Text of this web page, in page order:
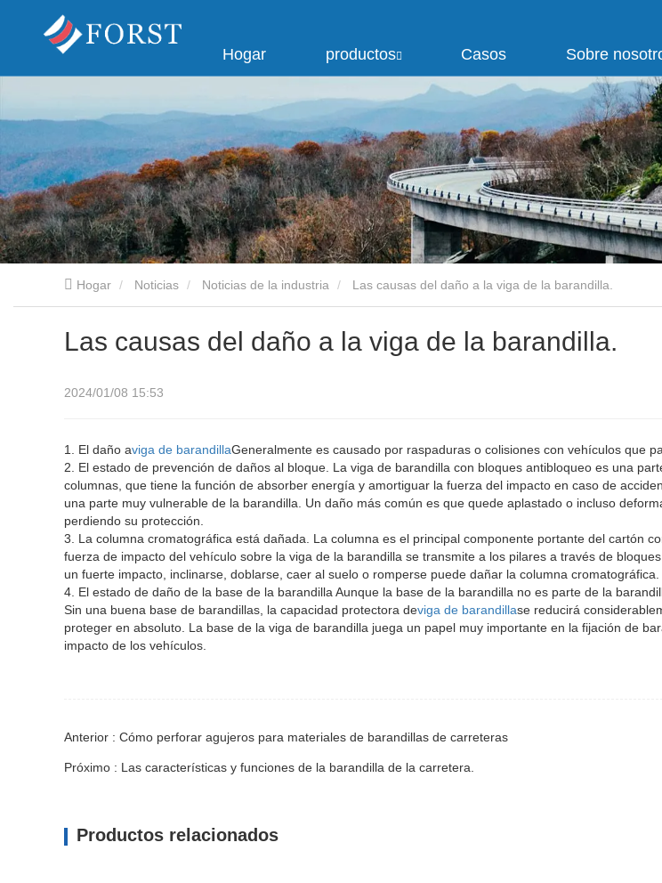
Hogar productos Casos Sobre
Hogar Noticias Noticias de la industria Las causas del daño a la viga de la barandilla.
Las causas del daño a la viga de la barandilla.
2024/01/08 15:53
1. El daño aviga de barandillaGeneralmente es causado por raspaduras o colisiones con vehículos que
2. El estado de prevención de daños al bloque. La viga de barandilla con bloques antibloqueo es una
columnas, que tiene la función de absorber energía y amortiguar la fuerza del impacto en caso de
una parte muy vulnerable de la barandilla. Un daño más común es que quede aplastado o incluso
perdiendo su protección.
3. La columna cromatográfica está dañada. La columna es el principal componente portante del cartón
fuerza de impacto del vehículo sobre la viga de la barandilla se transmite a los pilares a través de
un fuerte impacto, inclinarse, doblarse, caer al suelo o romperse puede dañar la columna cromatográfica.
4. El estado de daño de la base de la barandilla Aunque la base de la barandilla no es parte de la
Sin una buena base de barandillas, la capacidad protectora deviga de barandillase reducirá
proteger en absoluto. La base de la viga de barandilla juega un papel muy importante en la fijación de
impacto de los vehículos.
Anterior : Cómo perforar agujeros para materiales de barandillas de carreteras
Próximo : Las características y funciones de la barandilla de la carretera.
Productos relacionados